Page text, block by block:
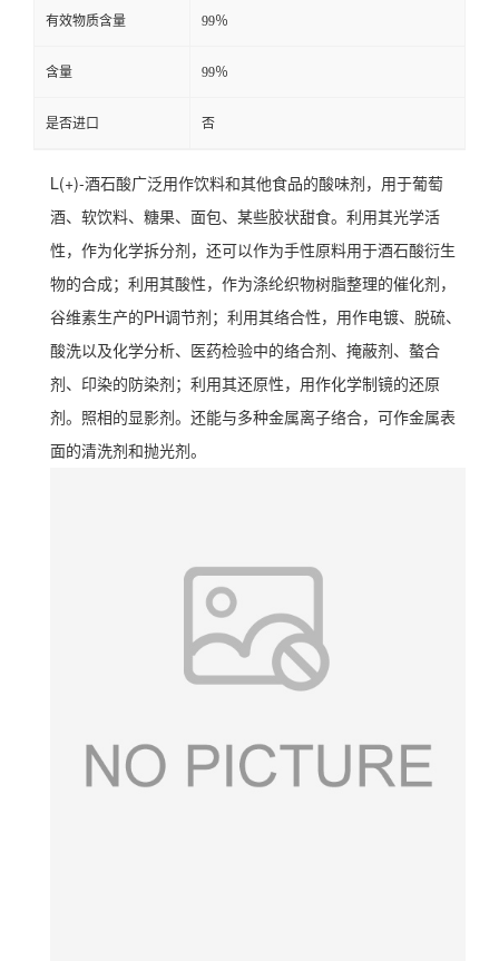
有效物质含量 99％
含量 99％
是否进口 否
L(+)-酒石酸广泛用作饮料和其他食品的酸味剂，用于葡萄
酒、软饮料、糖果、面包、某些胶状甜食。利用其光学活
性，作为化学拆分剂，还可以作为手性原料用于酒石酸衍生
物的合成；利用其酸性，作为涤纶织物树脂整理的催化剂，
谷维素生产的PH调节剂；利用其络合性，用作电镀、脱硫、
酸洗以及化学分析、医药检验中的络合剂、掩蔽剂、螯合
剂、印染的防染剂；利用其还原性，用作化学制镜的还原
剂。照相的显影剂。还能与多种金属离子络合，可作金属表
面的清洗剂和抛光剂。